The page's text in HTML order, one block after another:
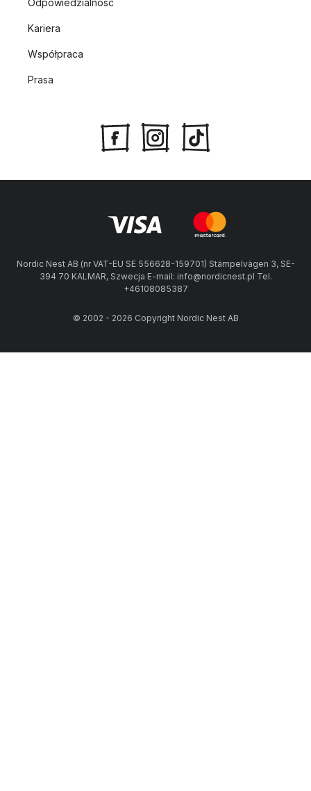
Odpowiedzialność
Kariera
Współpraca
Prasa
Nordic Nest AB (nr VAT-EU SE 556628-159701) Stämpelvägen 3, SE-
394 70 KALMAR, Szwecja E-mail: info@nordicnest.pl Tel.
+46108085387
© 2002 - 2026 Copyright Nordic Nest AB